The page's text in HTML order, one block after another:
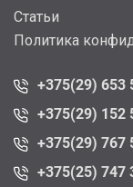
Статьи
Политика
+375(29) 653
+375(29) 152
+375(29) 767
+375(25) 747